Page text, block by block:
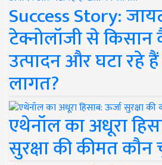
Success Story:
टेक्नोलॉजी से
उत्पादन और घटा रहे
लागत?
एथेनॉल का अधूरा
सुरक्षा की कीमत कौन